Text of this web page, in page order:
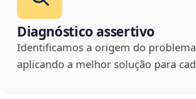
Diagnóstico assertivo
Identificamos a origem do
aplicando a melhor solução para